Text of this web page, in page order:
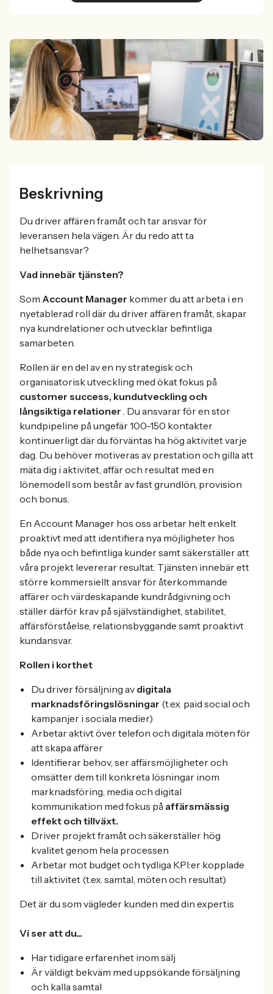
Beskrivning
Du driver affären framåt och tar ansvar för
leveransen hela vägen. Är du redo att ta
helhetsansvar?
Vad innebär tjänsten?
Som Account Manager kommer du att arbeta i en
nyetablerad roll där du driver affären framåt, skapar
nya kundrelationer och utvecklar befintliga
samarbeten.
Rollen är en del av en ny strategisk och
organisatorisk utveckling med ökat fokus på
customer success, kundutveckling och
långsiktiga relationer . Du ansvarar för en stor
kundpipeline på ungefär 100-150 kontakter
kontinuerligt där du förväntas ha hög aktivitet varje
dag. Du behöver motiveras av prestation och gilla att
mäta dig i aktivitet, affär och resultat med en
lönemodell som består av fast grundlön, provision
och bonus.
En Account Manager hos oss arbetar helt enkelt
proaktivt med att identifiera nya möjligheter hos
både nya och befintliga kunder samt säkerställer att
våra projekt levererar resultat. Tjänsten innebär ett
större kommersiellt ansvar för återkommande
affärer och värdeskapande kundrådgivning och
ställer därför krav på självständighet, stabilitet,
affärsförståelse, relationsbyggande samt proaktivt
kundansvar.
Rollen i korthet
Du driver försäljning av digitala
marknadsföringslösningar (t.ex. paid social och
kampanjer i sociala medier)
Arbetar aktivt över telefon och digitala möten för
att skapa affärer
Identifierar behov, ser affärsmöjligheter och
omsätter dem till konkreta lösningar inom
marknadsföring, media och digital
kommunikation med fokus på affärsmässig
effekt och tillväxt.
Driver projekt framåt och säkerställer hög
kvalitet genom hela processen
Arbetar mot budget och tydliga KPI:er kopplade
till aktivitet (t.ex. samtal, möten och resultat)
Det är du som vägleder kunden med din expertis
Vi ser att du...
Har tidigare erfarenhet inom sälj
Är väldigt bekväm med uppsökande försäljning
och kalla samtal